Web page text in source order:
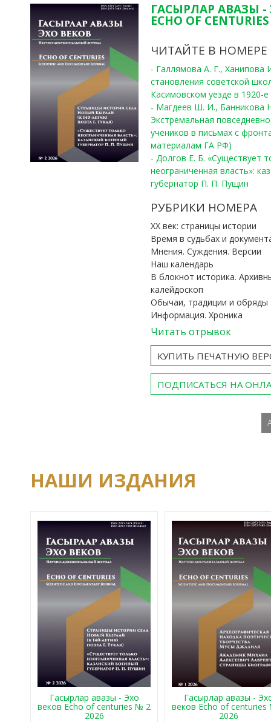
ГАСЫРЛАР АВАЗЫ -
ECHO OF
ЧИТАЙТЕ В НОМЕРЕ
- Галлямова А. Г.,
становления советской
Касимовском уезде в 1920-е
- Магдеев Ш. И., Банникова
Экстремальная
учеников в письмах с
материалам ГА РФ)
- Долгов Е. Б. «Существует
неограниченная власть»:
губернатор П. П. Пущин
РУБРИКИ НОМЕРА
ХХ век: страницы истории
Время в судьбах и
Мнения. Суждения. Версии
Наш календарь
В блокнот историка.
калейдоскоп
Обычаи, традиции и обряды
Информация. Хроника
Читать отрывок
КУПИТЬ ПЕЧАТНУЮ
ПОДПИСАТЬСЯ НА
НАШИ ИЗДАНИЯ
Гасырлар авазы - Эхо
веков Echo of centuries № 2
2026
Гасырлар авазы -
веков Echo of
2026